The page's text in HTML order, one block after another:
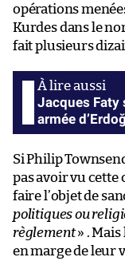
opérations
Kurdes dans le
fait plusieurs
Jacques
armée
Si Philip
pas avoir vu
faire l’objet de
politiques ou
règlement» . Mais
en marge de leur